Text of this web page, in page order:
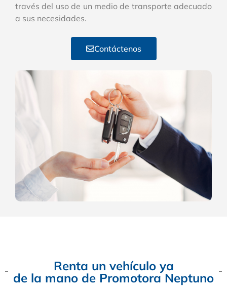
través del uso de un medio de transporte adecuado
a sus necesidades.
Contáctenos
Renta un vehículo ya
de la mano de Promotora Neptuno